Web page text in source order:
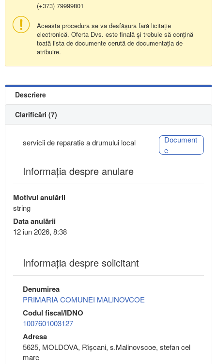
(+373) 79999801
Aceasta procedura se va desfășura fară licitație
electronică. Oferta Dvs. este finală și trebuie să conțină
toată lista de documente cerută de documentația de
atribuire.
Descriere
Clarificări (7)
servicii de reparatie a drumului local
Document
e
Informația despre anulare
Motivul anulării
string
Data anulării
12 iun 2026, 8:38
Informaţia despre solicitant
Denumirea
PRIMARIA COMUNEI MALINOVCOE
Codul fiscal/IDNO
1007601003127
Adresa
5625, MOLDOVA, Rîşcani, s.Malinovscoe, stefan cel
mare